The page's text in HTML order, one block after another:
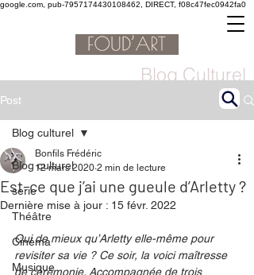
google.com, pub-7957174430108462, DIRECT, f08c47fec0942fa0
Blog Culturel
Post
Blog culturel
serie
Théâtre
Cinéma
Musique
Blog culturel
Est-ce que j’ai une gueule d’Arletty ?
Bonfils Frédéric
12 mars 2020 2 min de lecture
Dernière mise à jour : 15 févr. 2022
Qui de mieux qu’Arletty elle-même pour
revisiter sa vie ? Ce soir, la voici maîtresse
de cérémonie. Accompagnée de trois